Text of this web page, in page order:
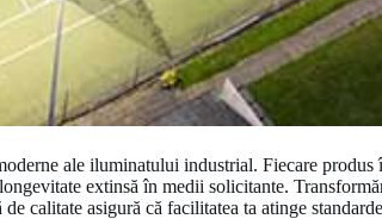
ale iluminatului industrial. Fiecare
extinsă în medii solicitante.
calitate asigură că facilitatea ta atinge